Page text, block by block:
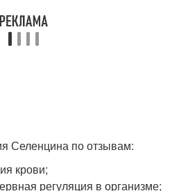
Селенцина по отзывам:
крови;
регуляция в организме;